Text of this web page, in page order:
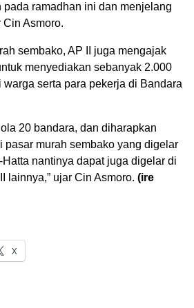
pada ramadhan ini dan menjelang
Cin Asmoro.
sembako, AP II juga mengajak
menyediakan sebanyak 2.000
serta para pekerja di Bandara
20 bandara, dan diharapkan
pasar murah sembako yang digelar
nantinya dapat juga digelar di
lainnya,” ujar Cin Asmoro. (ire
X